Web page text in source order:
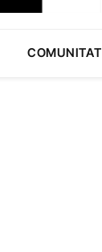
COMUNITAT